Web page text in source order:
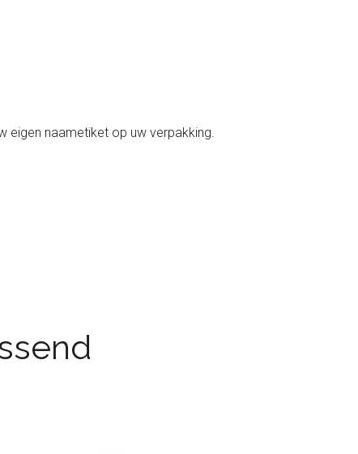
eigen naametiket op uw verpakking.